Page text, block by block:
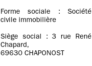
Forme sociale : Société
civile immobilière
Siège social : 3 rue René
Chapard,
69630 CHAPONOST